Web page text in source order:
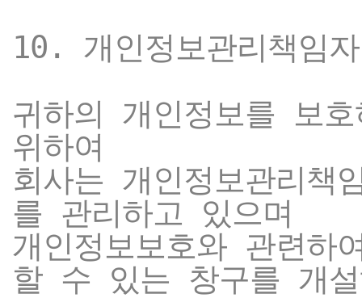
10. 개인정보관리책임자
귀하의 개인정보를 보
위하여
회사는 개인정보관리책
를 관리하고 있으며
개인정보보호와 관련
할 수 있는 창구를 개